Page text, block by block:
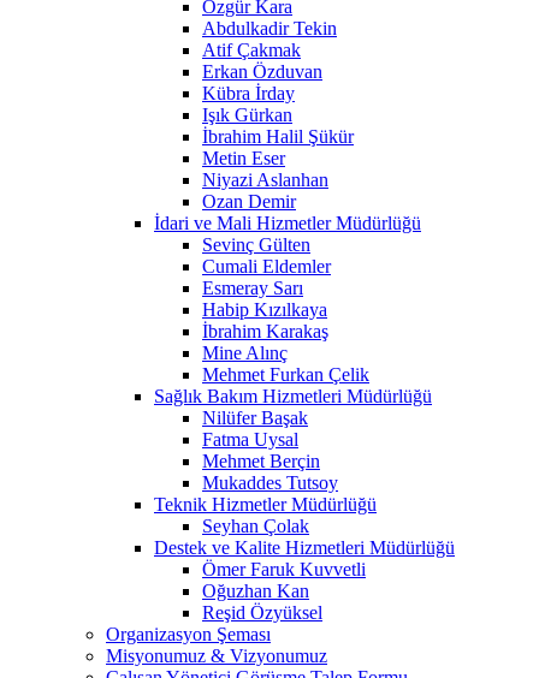
Özgür Kara
Abdulkadir Tekin
Atif Çakmak
Erkan Özduvan
Kübra İrday
Işık Gürkan
İbrahim Halil Şükür
Metin Eser
Niyazi Aslanhan
Ozan Demir
İdari ve Mali Hizmetler Müdürlüğü
Sevinç Gülten
Cumali Eldemler
Esmeray Sarı
Habip Kızılkaya
İbrahim Karakaş
Mine Alınç
Mehmet Furkan Çelik
Sağlık Bakım Hizmetleri Müdürlüğü
Nilüfer Başak
Fatma Uysal
Mehmet Berçin
Mukaddes Tutsoy
Teknik Hizmetler Müdürlüğü
Seyhan Çolak
Destek ve Kalite Hizmetleri Müdürlüğü
Ömer Faruk Kuvvetli
Oğuzhan Kan
Reşid Özyüksel
Organizasyon Şeması
Misyonumuz & Vizyonumuz